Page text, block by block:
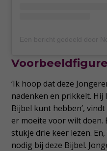
‘Ik hoop dat deze
nadenken en prikkelt. Hij
Bijbel kunt hebben’,
er moeite voor wilt doen.
stukje drie keer lezen.
nodig bij deze Bijbel.